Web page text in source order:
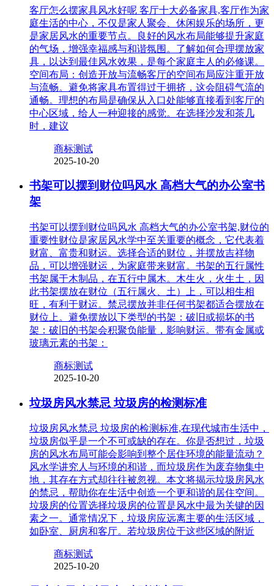
客厅怎么摆家具风水好呢 客厅十大必备家具,客厅作为家
庭生活的中心，不仅是家人聚会、休闲娱乐的场所，更
是家居风水的重要节点。良好的风水布局能够提升家庭
的气场，增强幸福感与和谐氛围。了解如何合理摆放家
具，以达到最佳风水效果，是每个家庭主人的必修课。
空间布局：创造开放与流畅客厅的空间布局应注重开放
与流畅。避免将家具布置得过于拥挤，这会阻碍气流的
通畅。理想的布局是确保从入口处能够直接看到客厅的
中心区域，给人一种迎接的感觉。在选择沙发和茶几
时，建议
商标测试
2025-10-20
书架可以摆到财位吗风水 高档大气的办公室书
架
书架可以摆到财位吗风水 高档大气的办公室书架,财位的
重要性财位是家居风水学中至关重要的概念，它代表着
财富、富贵和财运。选择合适的财位，并摆放吉祥物
品，可以增强财运，为家庭带来财富。书架的五行属性
书架属于木制品，在五行中属木。木生火，火生土，因
此书架摆放在财位（五行属火、土）上，可以相生相
旺，有利于财运。禁忌摆放并非任何书架都适合摆放在
财位上。避免摆放以下类型的书架：破旧或损坏的书
架：破旧的书架会积聚负能量，影响财运。带有金属或
玻璃元素的书架：
商标测试
2025-10-20
垃圾房风水禁忌 垃圾房的检测标准
垃圾房风水禁忌 垃圾房的检测标准,在现代城市生活中，
垃圾房似乎是一个不可或缺的存在。你是否想过，垃圾
房的风水布局可能会影响到整个居住环境的能量流动？
风水学讲究人与环境的和谐，而垃圾房作为废弃物集中
地，其存在方式却往往被忽视。本文将揭示垃圾房风水
的禁忌，帮助你在生活中创造一个更和谐的居住空间。
垃圾房的位置选择垃圾房的位置是风水中最为关键的因
素之一。通常情况下，垃圾房应远离主要的生活区域，
如卧室、厨房和客厅。若垃圾房位于这些区域的附近
商标测试
2025-10-20